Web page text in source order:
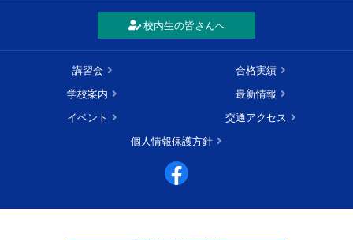
校内生の皆さんへ
講習会
合格実績
学校案内
最新情報
イベント
交通アクセス
個人情報保護方針